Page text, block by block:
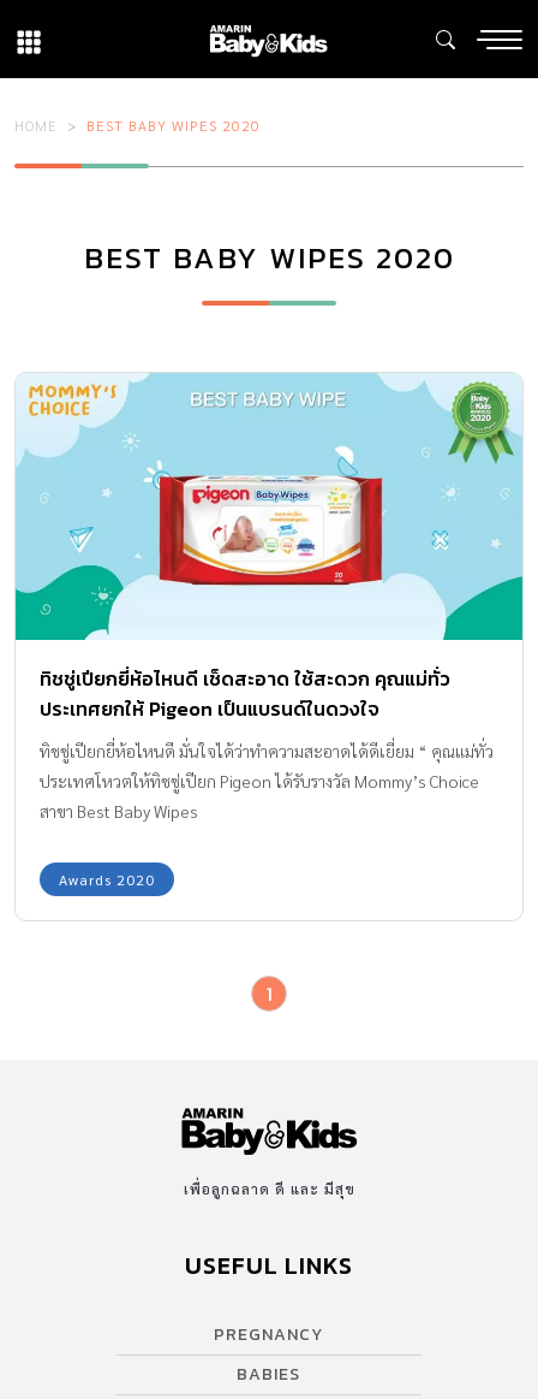
HOME BEST BABY WIPES 2020
BEST BABY WIPES 2020
ทิชชู่เปียกยี่ห้อไหนดี เช็ดสะอาด ใช้สะดวก คุณแม่ทั่ว
ประเทศยกให้ Pigeon เป็นแบรนด์ในดวงใจ
ทิชชู่เปียกยี่ห้อไหนดี มั่นใจได้ว่าทำความสะอาดได้ดีเยี่ยม “ คุณแม่ทั่ว
ประเทศโหวตให้ทิชชู่เปียก Pigeon ได้รับรางวัล Mommy’s Choice
สาขา Best Baby Wipes
Awards 2020
1
เพื่อลูกฉลาด ดี และ มีสุข
USEFUL LINKS
PREGNANCY
BABIES